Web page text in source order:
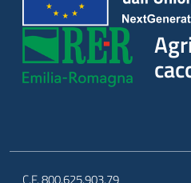
C.F. 800.625.903.79